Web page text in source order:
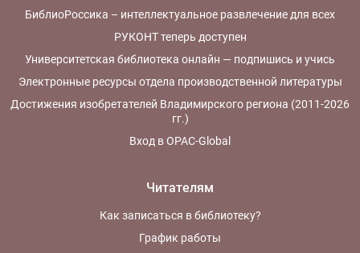
БиблиоРоссика – интеллектуальное развлечение для всех
РУКОНТ теперь доступен
Университетская библиотека онлайн — подпишись и учись
Электронные ресурсы отдела производственной литературы
Достижения изобретателей Владимирского региона (2011-2026
гг.)
Вход в OPAC-Global
Читателям
Как записаться в библиотеку?
График работы